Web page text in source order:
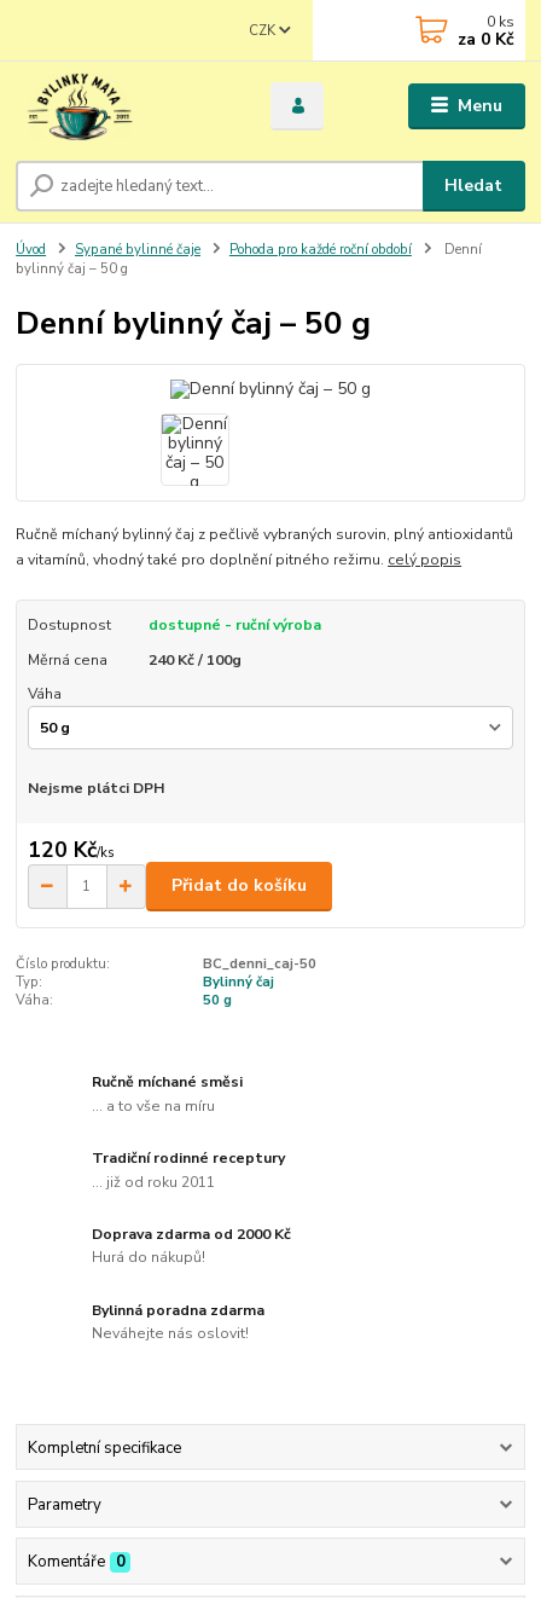
Menu
CZK
Hledat
0 ks
za 0 Kč
Úvod Sypané bylinné čaje Pohoda pro každé roční období
Denní
bylinný čaj – 50 g
Denní bylinný čaj – 50 g
Ručně míchaný bylinný čaj z pečlivě vybraných surovin, plný antioxidantů
a vitamínů, vhodný také pro doplnění pitného režimu. celý popis
Dostupnost
dostupné - ruční výroba
Měrná cena
240 Kč / 100g
Váha
Nejsme plátci DPH
120 Kč/ks
Přidat do košíku
Číslo produktu:
BC_denni_caj-50
Typ:
Bylinný čaj
Váha:
50 g
Ručně míchané směsi
... a to vše na míru
Tradiční rodinné receptury
... již od roku 2011
Doprava zdarma od 2000 Kč
Hurá do nákupů!
Bylinná poradna zdarma
Neváhejte nás oslovit!
Kompletní specifikace
Parametry
Komentáře 0